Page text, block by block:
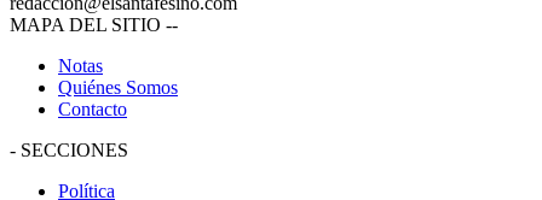
MAPA DEL SITIO --
Notas
Quiénes Somos
Contacto
- SECCIONES
Política